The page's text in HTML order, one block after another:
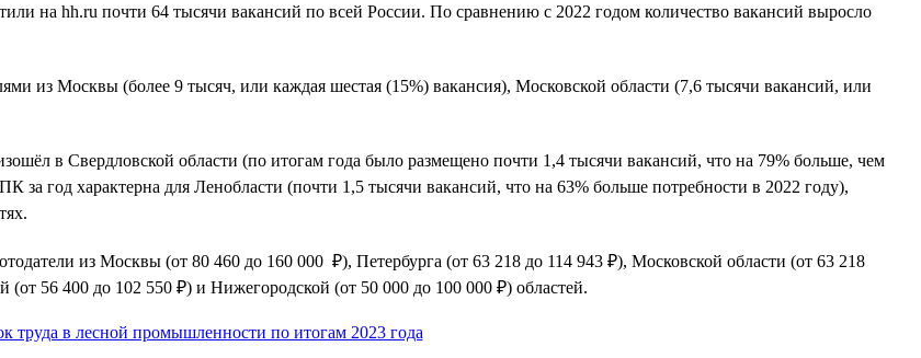
на hh.ru почти 64 тысячи вакансий по всей России. По сравнению с 2022 годом количество вакансий выросло
из Москвы (более 9 тысяч, или каждая шестая (15%) вакансия), Московской области (7,6 тысячи вакансий, или
в Свердловской области (по итогам года было размещено почти 1,4 тысячи вакансий, что на 79% больше, чем
год характерна для Ленобласти (почти 1,5 тысячи вакансий, что на 63% больше потребности в 2022 году),
из Москвы (от 80 460 до 160 000 ₽), Петербурга (от 63 218 до 114 943 ₽), Московской области (от 63 218
(от 56 400 до 102 550 ₽) и Нижегородской (от 50 000 до 100 000 ₽) областей.